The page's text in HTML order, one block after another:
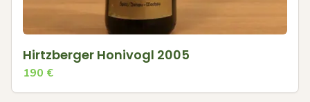
Hirtzberger Honivogl 2005
190 €